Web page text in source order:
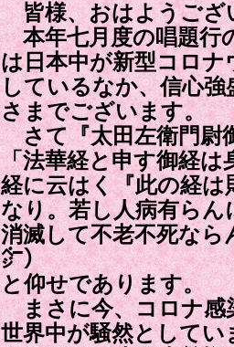
皆様、おはようござ
本年七月度の唱題行
は日本中が新型コロ
しているなか、信心
さまでございます。
さて『太田左衛門尉
「法華経と申す御経は
経に云はく『此の経は
なり。若し人病有ら
消滅して不老不死なら
㌻）
と仰せであります。
まさに今、コロナ感
世界中が騒然として